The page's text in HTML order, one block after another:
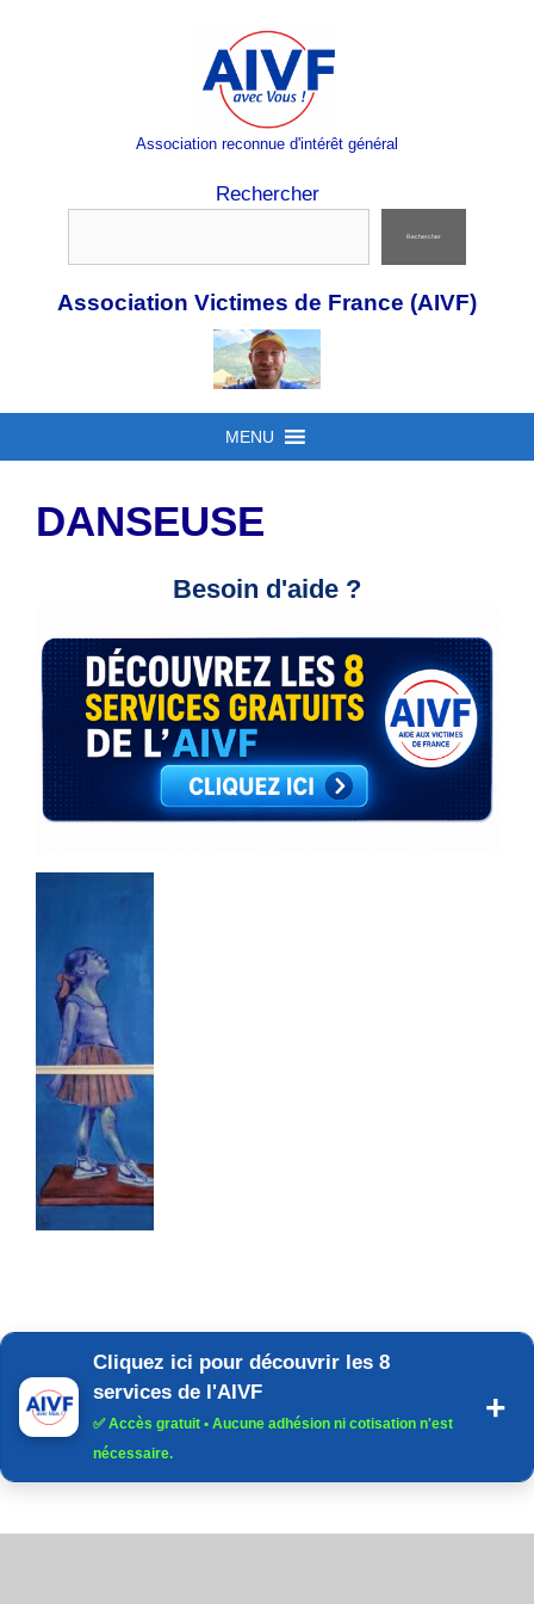
Association reconnue d'intérêt général
Rechercher
Rechercher
Association Victimes de France (AIVF)
MENU
DANSEUSE
Besoin d'aide ?
Cliquez ici pour découvrir les 8
services de l'AIVF
✅Accès gratuit • Aucune adhésion ni cotisation n'est
nécessaire.